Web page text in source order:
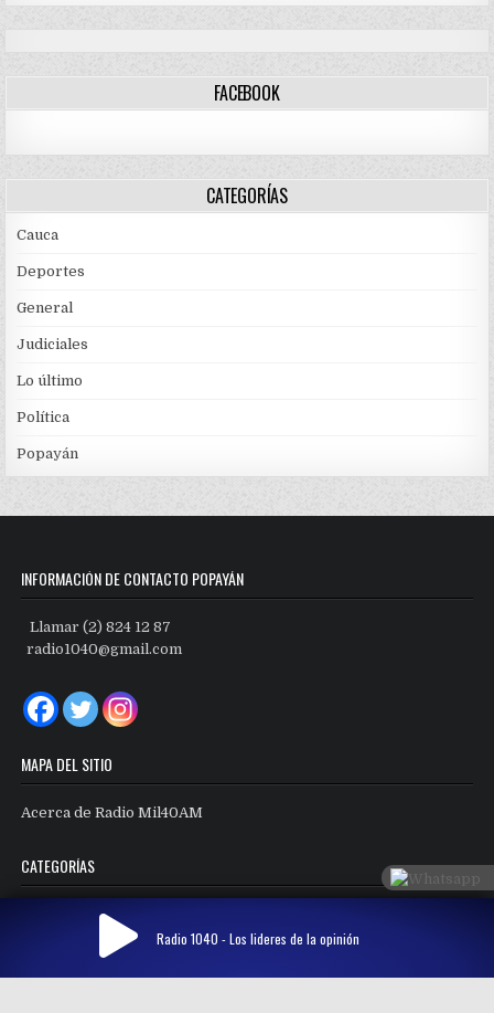
FACEBOOK
CATEGORÍAS
Cauca
Deportes
General
Judiciales
Lo último
Política
Popayán
INFORMACIÓN DE CONTACTO POPAYÁN
Llamar (2) 824 12 87
radio1040@gmail.com
MAPA DEL SITIO
Acerca de Radio Mil40AM
CATEGORÍAS
Radio 1040 - Los lideres de la opinión